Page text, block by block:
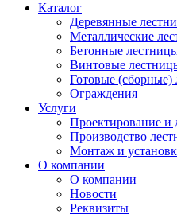
Каталог
Деревянные
Металлические
Бетонные
Винтовые
Готовые (сборные)
Ограждения
Услуги
Проектирование и
Производство
Монтаж и
О компании
О компании
Новости
Реквизиты